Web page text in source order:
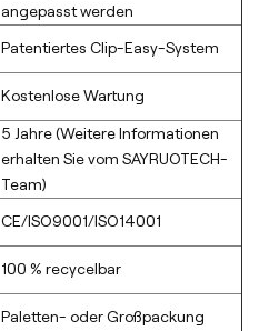
angepasst werden
Patentiertes Clip-Easy-System
Kostenlose Wartung
5 Jahre (Weitere Informationen
erhalten Sie vom SAYRUOTECH-
Team)
CE/ISO9001/ISO14001
100 % recycelbar
Paletten- oder Großpackung